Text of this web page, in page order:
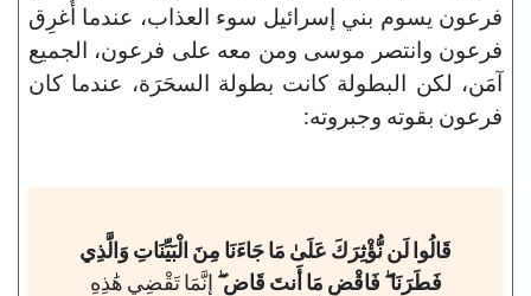
فرعون يسوم بني إسرائيل سوء العذاب، عندما أُغرِق
فرعون وانتصر موسى ومن معه على فرعون، الجميع
آمَن، لكن البطولة كانت بطولة السحَرَة، عندما كان
فرعون بقوته وجبروته:
قَالُوا لَن نُّؤْثِرَكَ عَلَىٰ مَا جَاءَنَا مِنَ الْبَيِّنَاتِ وَالَّذِي
فَطَرَنَا ۖ فَاقْضِ مَا أَنتَ قَاضٍ ۖ إِنَّمَا تَقْضِي هَٰذِهِ